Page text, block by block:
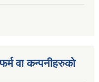
वा कन्पनीहरुको